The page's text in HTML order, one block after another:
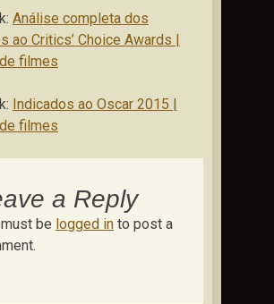
Análise completa dos
ao Critics’ Choice Awards |
filmes
Indicados ao Oscar 2015 |
filmes
a Reply
be logged in to post a